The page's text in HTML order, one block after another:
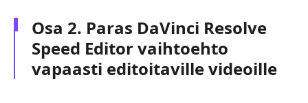
Osa 2. Paras DaVinci Resolve
Speed Editor vaihtoehto
vapaasti editoitaville videoille